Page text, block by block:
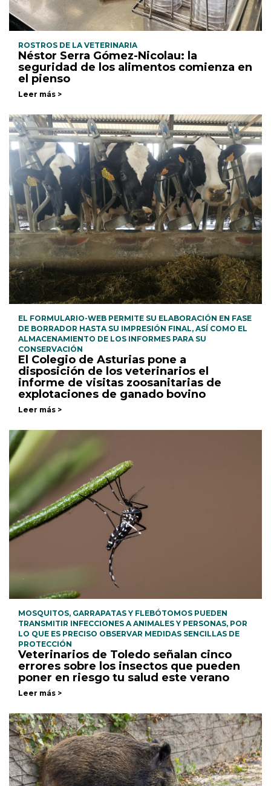
ROSTROS DE LA VETERINARIA
Néstor Serra Gómez-Nicolau: la
seguridad de los alimentos comienza en
el pienso
Leer más >
EL FORMULARIO-WEB PERMITE SU ELABORACIÓN EN FASE
DE BORRADOR HASTA SU IMPRESIÓN FINAL, ASÍ COMO EL
ALMACENAMIENTO DE LOS INFORMES PARA SU
CONSERVACIÓN
El Colegio de Asturias pone a
disposición de los veterinarios el
informe de visitas zoosanitarias de
explotaciones de ganado bovino
Leer más >
MOSQUITOS, GARRAPATAS Y FLEBÓTOMOS PUEDEN
TRANSMITIR INFECCIONES A ANIMALES Y PERSONAS, POR
LO QUE ES PRECISO OBSERVAR MEDIDAS SENCILLAS DE
PROTECCIÓN
Veterinarios de Toledo señalan cinco
errores sobre los insectos que pueden
poner en riesgo tu salud este verano
Leer más >